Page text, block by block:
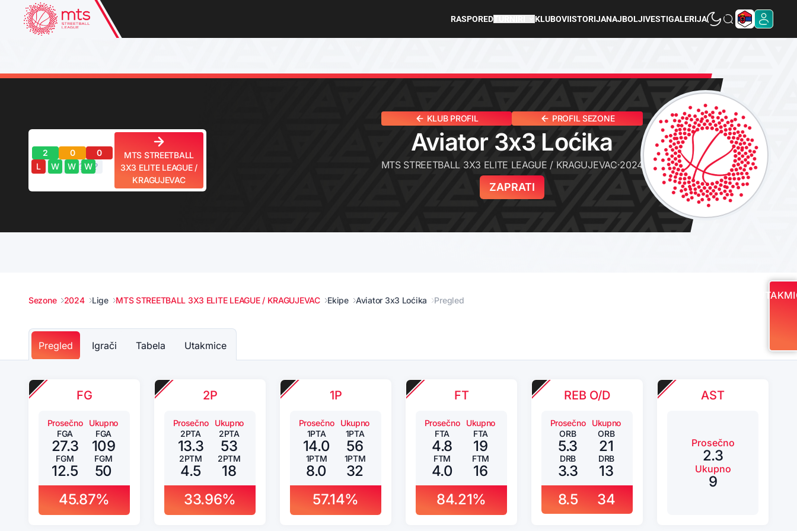
RASPORED KLUBOVIISTORIJANAJBOLJIVESTIGALERIJA
2 0 0
? ? ? ? ?
L W W W
MTS STREETBALL
3X3 ELITE LEAGUE /
KRAGUJEVAC
KLUB PROFIL PROFIL SEZONE
Aviator 3x3 Loćika
MTS STREETBALL 3X3 ELITE LEAGUE / KRAGUJEVAC·2024
ZAPRATI
Sezone 2024 Lige MTS STREETBALL 3X3 ELITE LEAGUE / KRAGUJEVAC Ekipe Aviator 3x3 Loćika Pregled
Pregled Igrači Tabela Utakmice
FG
Prosečno
FGA
27.3
FGM
12.5
Ukupno
FGA
109
FGM
50
45.87%
2P
Prosečno
2PTA
13.3
2PTM
4.5
Ukupno
2PTA
53
2PTM
18
33.96%
1P
Prosečno
1PTA
14.0
1PTM
8.0
Ukupno
1PTA
56
1PTM
32
57.14%
FT
Prosečno
FTA
4.8
FTM
4.0
Ukupno
FTA
19
FTM
16
84.21%
REB O/D
Prosečno
ORB
5.3
DRB
3.3
Ukupno
ORB
21
DRB
13
8.5
34
AST
Prosečno
2.3
Ukupno
9